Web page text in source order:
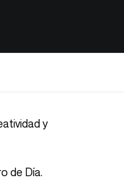
y
de Día.